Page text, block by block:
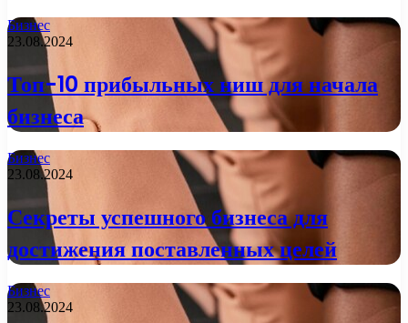
Бизнес
23.08.2024
Топ-10 прибыльных ниш для начала
бизнеса
Бизнес
23.08.2024
Секреты успешного бизнеса для
достижения поставленных целей
Бизнес
23.08.2024